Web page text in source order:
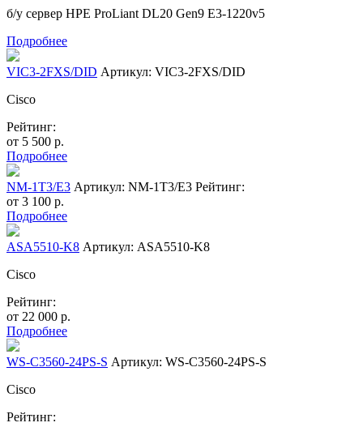
б/у сервер HPE ProLiant DL20 Gen9 E3-1220v5
Подробнее
VIC3-2FXS/DID Артикул: VIC3-2FXS/DID
Cisco
Рейтинг:
от 5 500 р.
Подробнее
NM-1T3/E3 Артикул: NM-1T3/E3 Рейтинг:
от 3 100 р.
Подробнее
ASA5510-K8 Артикул: ASA5510-K8
Cisco
Рейтинг:
от 22 000 р.
Подробнее
WS-C3560-24PS-S Артикул: WS-C3560-24PS-S
Cisco
Рейтинг: